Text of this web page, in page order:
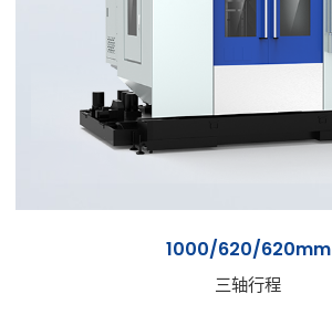
1000/620/620mm
三轴行程